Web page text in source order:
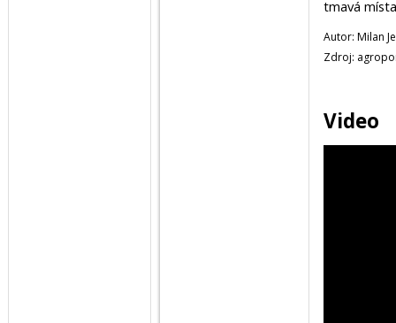
tmavá
Autor: Milan
Zdroj:
Video